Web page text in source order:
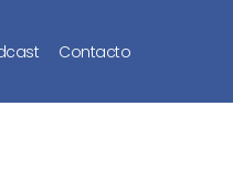
Contacto